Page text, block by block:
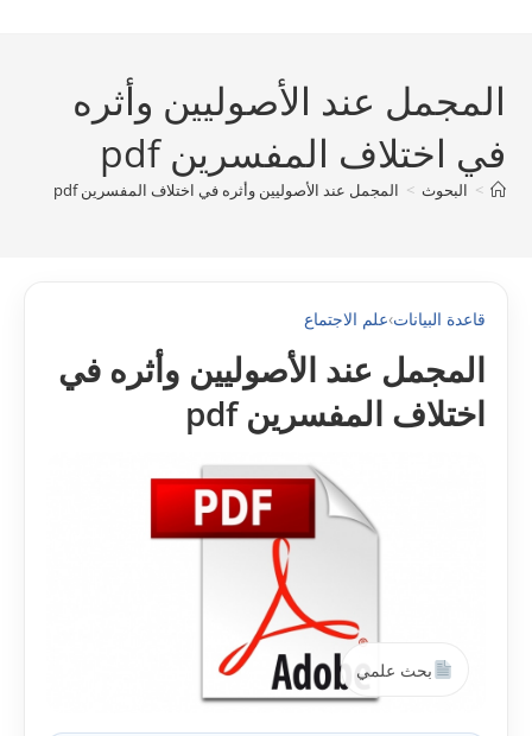
المجمل عند الأصوليين وأثره
في اختلاف المفسرين pdf
> البحوث > المجمل عند الأصوليين وأثره في اختلاف المفسرين pdf
قاعدة البيانات›علم الاجتماع
المجمل عند الأصوليين وأثره في
اختلاف المفسرين pdf
بحث علمي